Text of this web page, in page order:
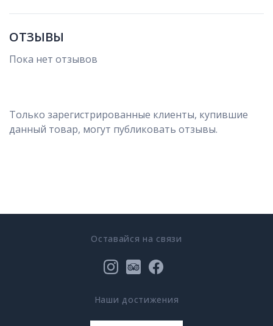
ОТЗЫВЫ
Пока нет отзывов
Только зарегистрированные клиенты, купившие
данный товар, могут публиковать отзывы.
Оставайся на связи
Наши достижения